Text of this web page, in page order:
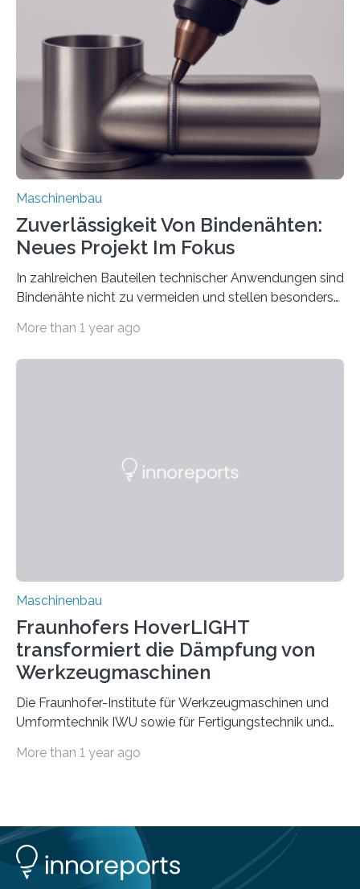
über die Positionierung der Bauteile. Die ebenfalls neue
Automatisierungsschnittstelle dient dazu, die Software
besser in spezifische Unternehmensprozesse
einzubinden. Sankt Augustin – Zur Messe FACHPACK
vom 23. bis 25. September in Nürnberg…
Maschinenbau
Zuverlässigkeit Von Bindenähten:
Neues Projekt Im Fokus
In zahlreichen Bauteilen technischer Anwendungen sind
Bindenähte nicht zu vermeiden und stellen besonders
Matrixmaterials eine große Herausforderung dar.
Durch den verstärkten Einsatz von Rezyklaten
More than 1 year ago
Maschinenbau
Fraunhofers HoverLIGHT
transformiert die Dämpfung von
Werkzeugmaschinen
Die Fraunhofer-Institute für Werkzeugmaschinen und
Umformtechnik IWU sowie für Fertigungstechnik und
Durchbruch in der Materialforschung erzielt: Der
partikelgefüllten Hohlkugeln erreicht HoverLIGHT einen
bisher unerreichten Eigenschaftsmix aus Leichtigkeit,
Steifigkeit und Schwingungsdämpfung. In einem
More than 1 year ago